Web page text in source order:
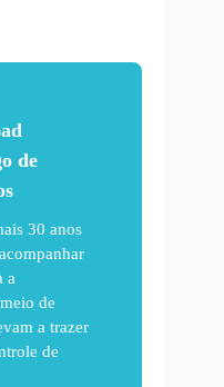
de
30 anos
a
de
a trazer
de